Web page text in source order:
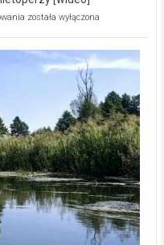
Ekologiczne
kamerą
wśród
została wyłączona